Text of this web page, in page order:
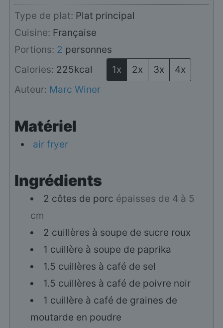
Type de plat: Plat principal
Cuisine: Française
Portions: 2 personnes
Calories: 225kcal 1x 2x 3x
4x
Auteur: Marc Winer
Matériel
air fryer
Ingrédients
2 côtes de porc épaisses de 4 à 5
cm
2 cuillères à soupe de sucre roux
1 cuillère à soupe de paprika
1.5 cuillères à café de sel
1.5 cuillères à café de poivre noir
1 cuillère à café de graines de
moutarde en poudre